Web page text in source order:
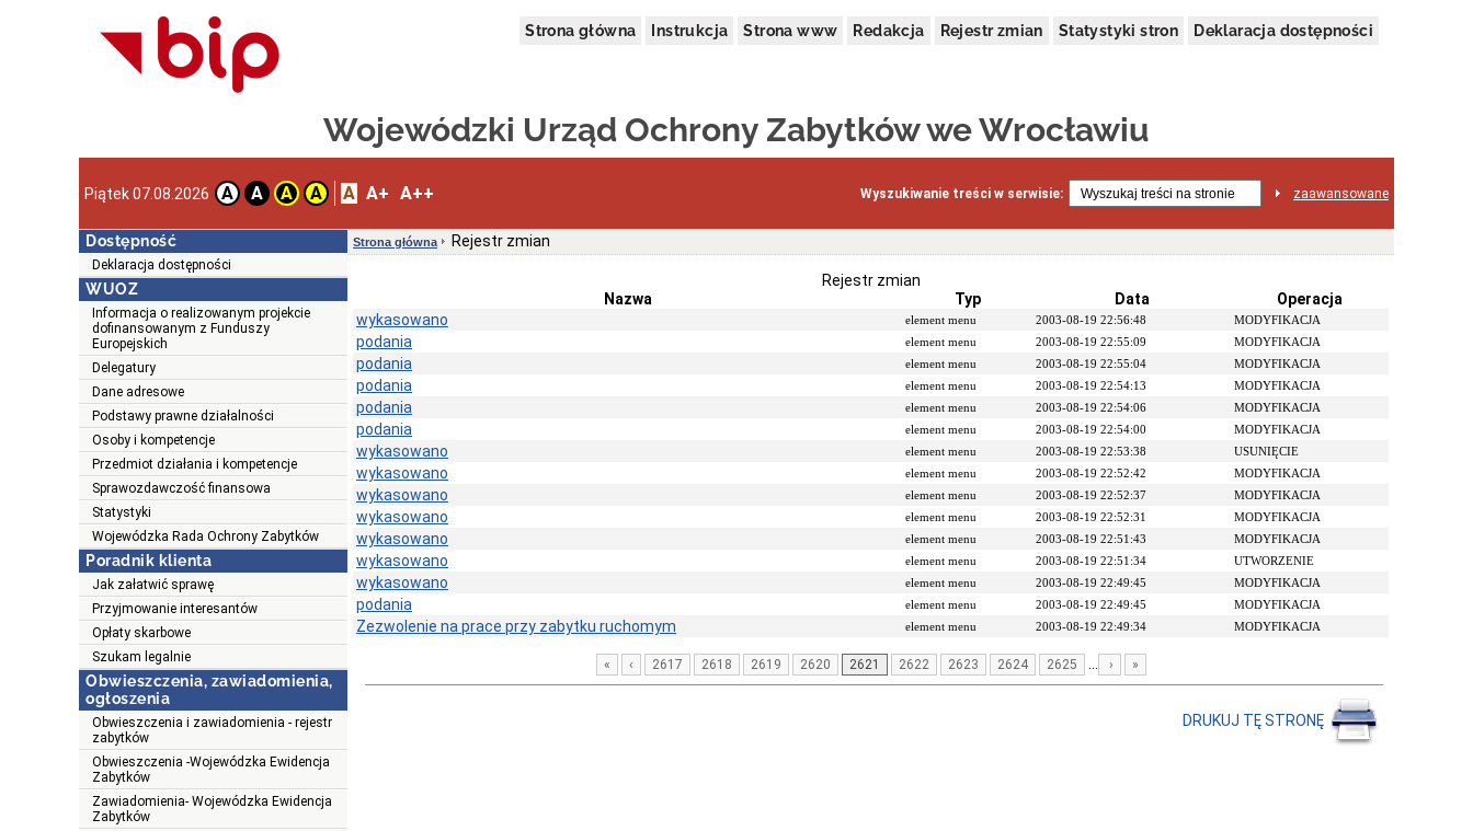
Strona główna Instrukcja Strona www Redakcja Rejestr zmian Statystyki stron Deklaracja dostępności
Wojewódzki Urząd Ochrony Zabytków we Wrocławiu
Piątek 07.08.2026 A A A A A A+ A++ Wyszukiwanie treści w serwisie: zaawansowane
Dostępność
Deklaracja dostępności
WUOZ
Informacja o realizowanym projekcie
dofinansowanym z Funduszy
Europejskich
Delegatury
Dane adresowe
Podstawy prawne działalności
Osoby i kompetencje
Przedmiot działania i kompetencje
Sprawozdawczość finansowa
Statystyki
Wojewódzka Rada Ochrony Zabytków
Poradnik klienta
Jak załatwić sprawę
Przyjmowanie interesantów
Opłaty skarbowe
Szukam legalnie
Obwieszczenia, zawiadomienia,
ogłoszenia
Obwieszczenia i zawiadomienia - rejestr
zabytków
Obwieszczenia -Wojewódzka Ewidencja
Zabytków
Zawiadomienia- Wojewódzka Ewidencja
Zabytków
Strona główna Rejestr zmian
Rejestr zmian
Nazwa
Typ Data
Operacja
wykasowano
element menu 2003-08-19 22:56:48 MODYFIKACJA
podania element menu 2003-08-19 22:55:09 MODYFIKACJA
podania element menu 2003-08-19 22:55:04 MODYFIKACJA
podania element menu 2003-08-19 22:54:13 MODYFIKACJA
podania element menu 2003-08-19 22:54:06 MODYFIKACJA
podania element menu 2003-08-19 22:54:00 MODYFIKACJA
wykasowano element menu 2003-08-19 22:53:38 USUNIĘCIE
wykasowano element menu 2003-08-19 22:52:42 MODYFIKACJA
wykasowano element menu 2003-08-19 22:52:37 MODYFIKACJA
wykasowano element menu 2003-08-19 22:52:31 MODYFIKACJA
wykasowano element menu 2003-08-19 22:51:43 MODYFIKACJA
wykasowano element menu 2003-08-19 22:51:34 UTWORZENIE
wykasowano element menu 2003-08-19 22:49:45 MODYFIKACJA
podania element menu 2003-08-19 22:49:45 MODYFIKACJA
Zezwolenie na prace przy zabytku ruchomym element menu 2003-08-19 22:49:34 MODYFIKACJA
« ‹ 2617 2618 2619 2620 2621 2622 2623 2624 2625 › »
DRUKUJ TĘ STRONĘ